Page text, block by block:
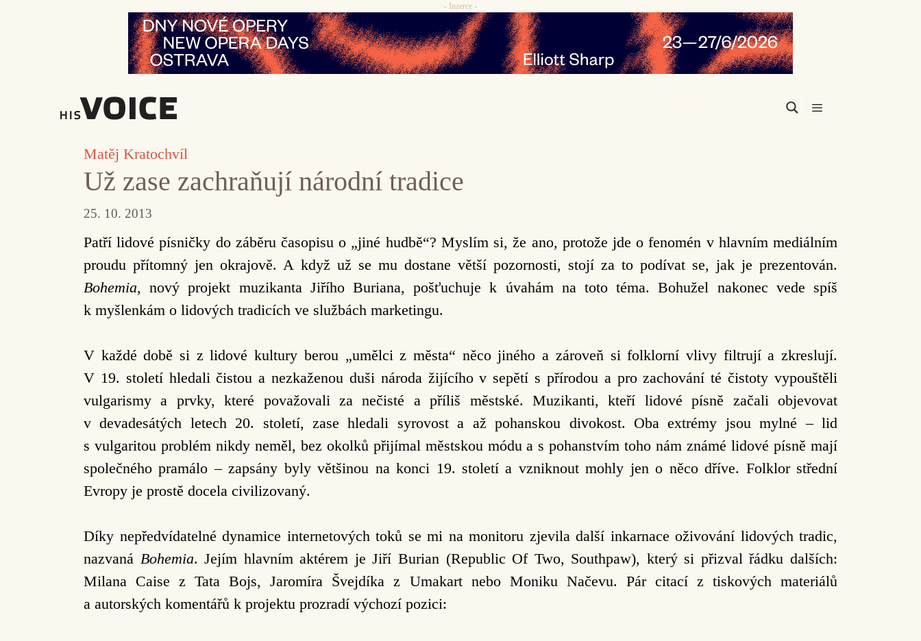
- Inzerce -
Matěj Kratochvíl
Už zase zachraňují národní tradice
25. 10. 2013
Patří lidové písničky do záběru časopisu o „jiné hudbě“? Myslím si, že ano, protože jde o fenomén v hlavním mediálním
proudu přítomný jen okrajově. A když už se mu dostane větší pozornosti, stojí za to podívat se, jak je prezentován.
Bohemia, nový projekt muzikanta Jiřího Buriana, pošťuchuje k úvahám na toto téma. Bohužel nakonec vede spíš
k myšlenkám o lidových tradicích ve službách marketingu.
V každé době si z lidové kultury berou „umělci z města“ něco jiného a zároveň si folklorní vlivy filtrují a zkreslují.
V 19. století hledali čistou a nezkaženou duši národa žijícího v sepětí s přírodou a pro zachování té čistoty vypouštěli
vulgarismy a prvky, které považovali za nečisté a příliš městské. Muzikanti, kteří lidové písně začali objevovat
v devadesátých letech 20. století, zase hledali syrovost a až pohanskou divokost. Oba extrémy jsou mylné – lid
s vulgaritou problém nikdy neměl, bez okolků přijímal městskou módu a s pohanstvím toho nám známé lidové písně mají
společného pramálo – zapsány byly většinou na konci 19. století a vzniknout mohly jen o něco dříve. Folklor střední
Evropy je prostě docela civilizovaný.
Díky nepředvídatelné dynamice internetových toků se mi na monitoru zjevila další inkarnace oživování lidových tradic,
nazvaná Bohemia. Jejím hlavním aktérem je Jiří Burian (Republic Of Two, Southpaw), který si přizval řádku dalších:
Milana Caise z Tata Bojs, Jaromíra Švejdíka z Umakart nebo Moniku Načevu. Pár citací z tiskových materiálů
a autorských komentářů k projektu prozradí výchozí pozici: